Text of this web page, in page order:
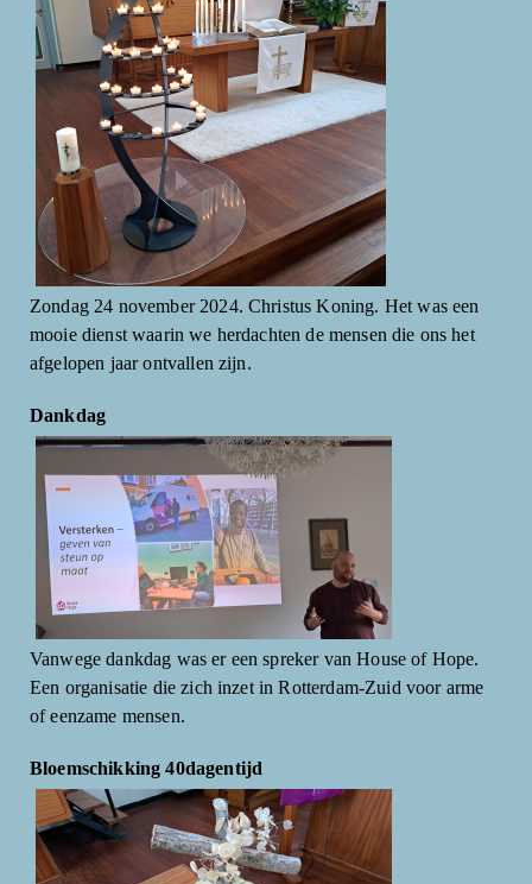
Zondag 24 november 2024. Christus Koning. Het was een
mooie dienst waarin we herdachten de mensen die ons het
afgelopen jaar ontvallen zijn.
Dankdag
Vanwege dankdag was er een spreker van House of Hope.
Een organisatie die zich inzet in Rotterdam-Zuid voor arme
of eenzame mensen.
Bloemschikking 40dagentijd